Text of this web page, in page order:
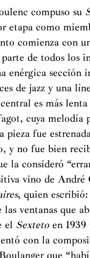
compuso su
etapa como
comienza con
parte de todos los
enérgica sección
de jazz y una
es más
cuya melodía
pieza fue
y no fue bien
la consideró
vino de André
, quien
ventanas que
el Sexteto en 1939
con la
que